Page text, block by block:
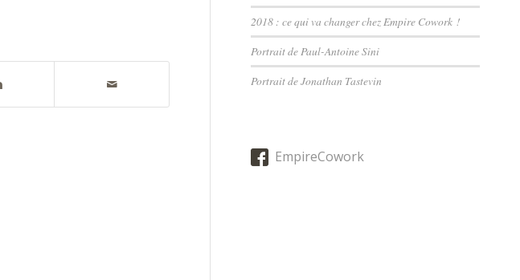
2018 : ce qui va changer chez Empire Cowork !
Portrait de Paul-Antoine Sini
Portrait de Jonathan Tastevin
EmpireCowork